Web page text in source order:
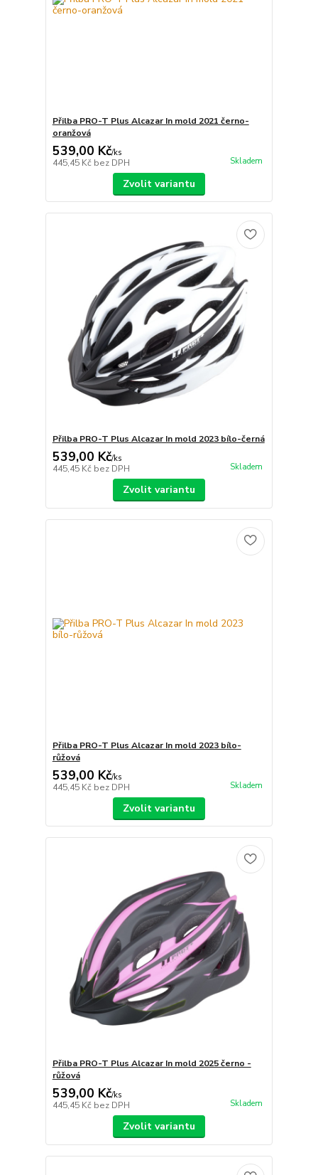
Přilba PRO-T Plus Alcazar In mold 2021 černo-
oranžová
539,00 Kč/ks
445,45 Kč bez DPH Skladem
Zvolit variantu
Přilba PRO-T Plus Alcazar In mold 2023 bílo-černá
539,00 Kč/ks
445,45 Kč bez DPH Skladem
Zvolit variantu
Přilba PRO-T Plus Alcazar In mold 2023 bílo-
růžová
539,00 Kč/ks
445,45 Kč bez DPH Skladem
Zvolit variantu
Přilba PRO-T Plus Alcazar In mold 2025 černo -
růžová
539,00 Kč/ks
445,45 Kč bez DPH Skladem
Zvolit variantu